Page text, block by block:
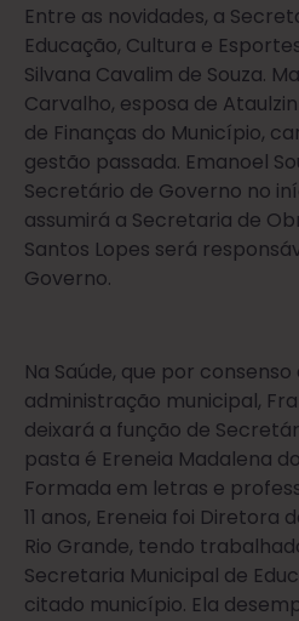
Entre as novidades, a
Educação, Cultura e
Silvana Cavalim de Souza.
Carvalho, esposa de
de Finanças do Município,
gestão passada. Emanoel
Secretário de Governo no
assumirá a Secretaria de
Santos Lopes será
Governo.
Na Saúde, que por
administração municipal,
deixará a função de
pasta é Ereneia Madalena
Formada em letras e
11 anos, Ereneia foi Diretora
Rio Grande, tendo
Secretaria Municipal de
citado município. Ela